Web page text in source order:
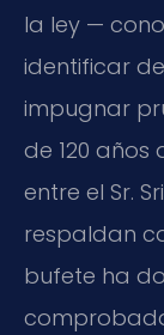
la ley —
identificar
impugnar
de 120
entre el Sr.
respaldan
bufete ha